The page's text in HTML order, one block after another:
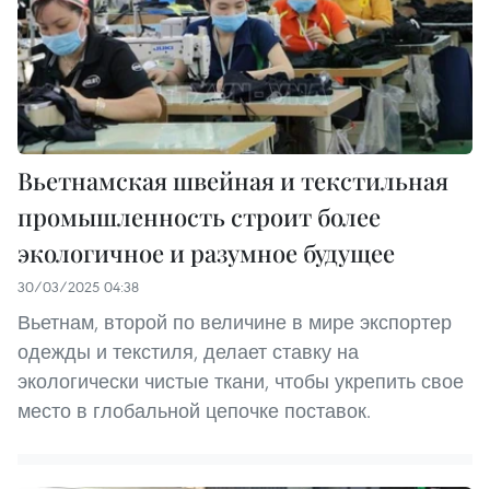
Вьетнамская швейная и текстильная
промышленность строит более
экологичное и разумное будущее
30/03/2025 04:38
Вьетнам, второй по величине в мире экспортер
одежды и текстиля, делает ставку на
экологически чистые ткани, чтобы укрепить свое
место в глобальной цепочке поставок.